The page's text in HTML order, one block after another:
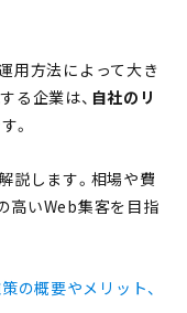
用方法によって大き
る企業は、 自社のリ
。
説します。相場や費
高いWeb集客を目指
の概要やメリット、